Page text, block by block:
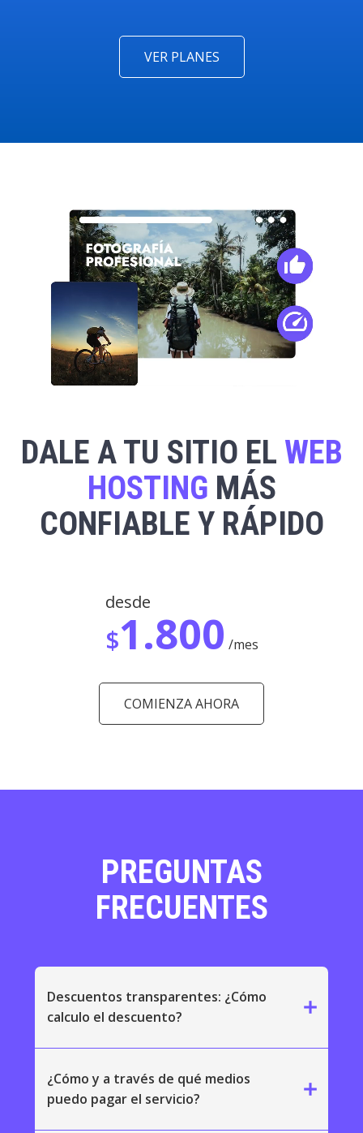
VER PLANES
DALE A TU SITIO EL WEB
HOSTING MÁS
CONFIABLE Y RÁPIDO
desde
$1.800 /mes
COMIENZA AHORA
PREGUNTAS
FRECUENTES
Descuentos transparentes: ¿Cómo
calculo el descuento?
add
¿Cómo y a través de qué medios
puedo pagar el servicio?
add